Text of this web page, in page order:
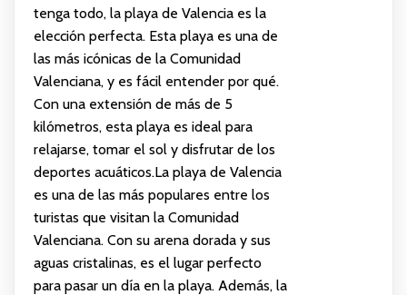
tenga todo, la playa de Valencia es la
elección perfecta. Esta playa es una de
las más icónicas de la Comunidad
Valenciana, y es fácil entender por qué.
Con una extensión de más de 5
kilómetros, esta playa es ideal para
relajarse, tomar el sol y disfrutar de los
deportes acuáticos.La playa de Valencia
es una de las más populares entre los
turistas que visitan la Comunidad
Valenciana. Con su arena dorada y sus
aguas cristalinas, es el lugar perfecto
para pasar un día en la playa. Además, la